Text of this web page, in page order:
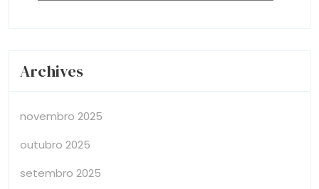
Archives
novembro 2025
outubro 2025
setembro 2025